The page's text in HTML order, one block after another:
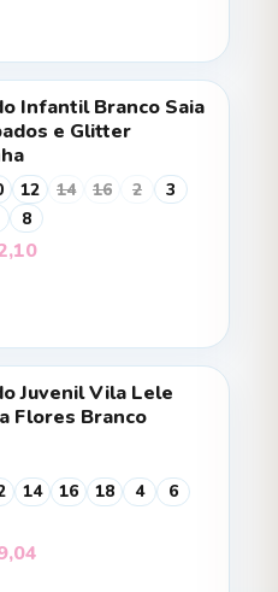
Infantil Branco Saia
e Glitter
12 14 16 2
3
8
Juvenil Vila Lele
Flores Branco
14 16 18 4
6